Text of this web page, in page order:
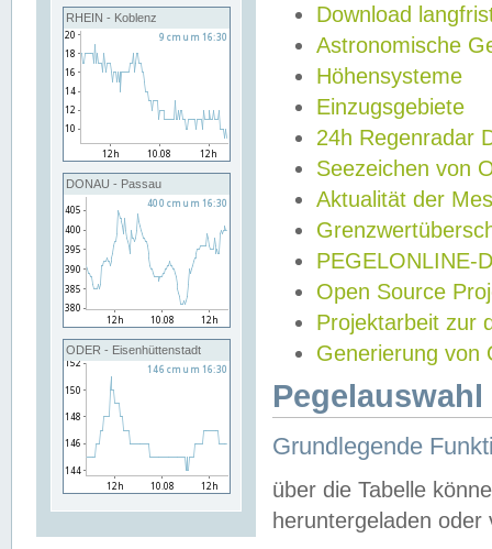
RHEIN - Koblenz
DONAU - Passau
ODER - Eisenhüttenstadt
Download
Astronomische
Höhensysteme
Einzugsgebiete
24h Regenradar
Seezeichen von
Aktualität der
PEGELONLINE-
Open Source
Projektarbeit zur
Generierung von
Grundlegende
über die Tabelle
heruntergeladen oder